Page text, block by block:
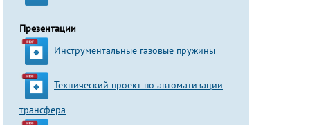
Презентации
Инструментальные газовые пружины
Технический проект по автоматизации
трансфера